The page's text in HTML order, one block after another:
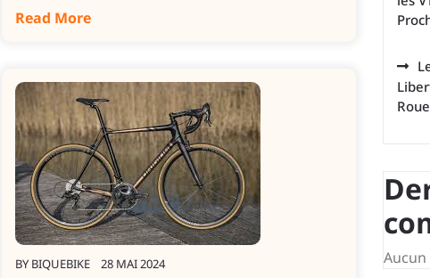
Read More
BY BIQUEBIKE 28 MAI 2024